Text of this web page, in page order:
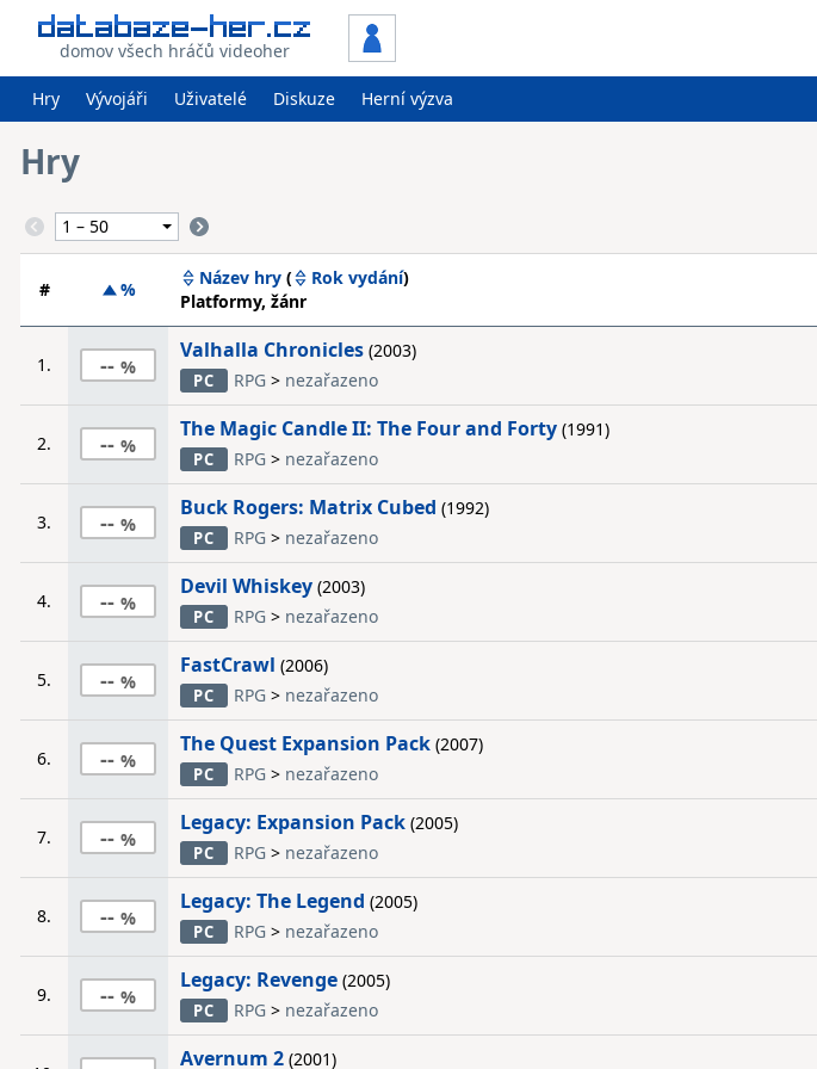
domov všech hráčů videoher
Hry Vývojáři Uživatelé Diskuze Herní výzva
Hry
# %
Název hry ( Rok vydání)
Platformy, žánr
1. --
Valhalla Chronicles (2003)
PC RPG > nezařazeno
2. --
The Magic Candle II: The Four and Forty (1991)
PC RPG > nezařazeno
3. --
Buck Rogers: Matrix Cubed (1992)
PC RPG > nezařazeno
4. --
Devil Whiskey (2003)
PC RPG > nezařazeno
5. --
FastCrawl (2006)
PC RPG > nezařazeno
6. --
The Quest Expansion Pack (2007)
PC RPG > nezařazeno
7. --
Legacy: Expansion Pack (2005)
PC RPG > nezařazeno
8. --
Legacy: The Legend (2005)
PC RPG > nezařazeno
9. --
Legacy: Revenge (2005)
PC RPG > nezařazeno
Avernum 2 (2001)